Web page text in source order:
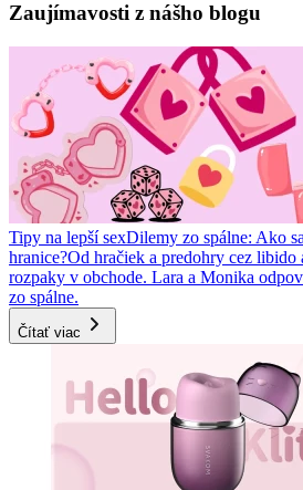
Zaujímavosti z nášho blogu
Tipy na lepší sexDilemy zo spálne: Ako
hranice?Od hračiek a predohry cez
rozpaky v obchode. Lara a Monika
zo spálne.
Čítať viac